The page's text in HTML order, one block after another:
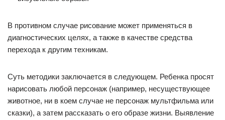
В противном случае рисование может применяться в
диагностических целях, а также в качестве средства
перехода к другим техникам.
Суть методики заключается в следующем. Ребенка просят
нарисовать любой персонаж (например, несуществующее
животное, ни в коем случае не персонаж мультфильма или
сказки), а затем рассказать о его образе жизни. Выявление